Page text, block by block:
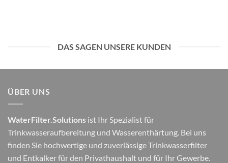
DAS SAGEN UNSERE KUNDEN
ÜBER UNS
WaterFilter.Solutions ist Ihr Spezialist für
Trinkwasseraufbereitung und Wasserenthärtung. Bei uns
finden Sie hochwertige und zuverlässige Trinkwasserfilter
und Entkalker für den Privathaushalt und für Ihr Gewerbe.